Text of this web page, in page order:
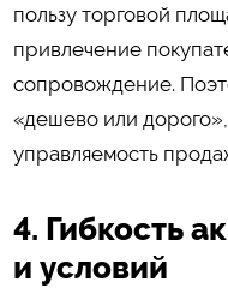
пользу торговой
привлечение
сопровождение.
«дешево или
управляемость
4. Гибкость
и условий